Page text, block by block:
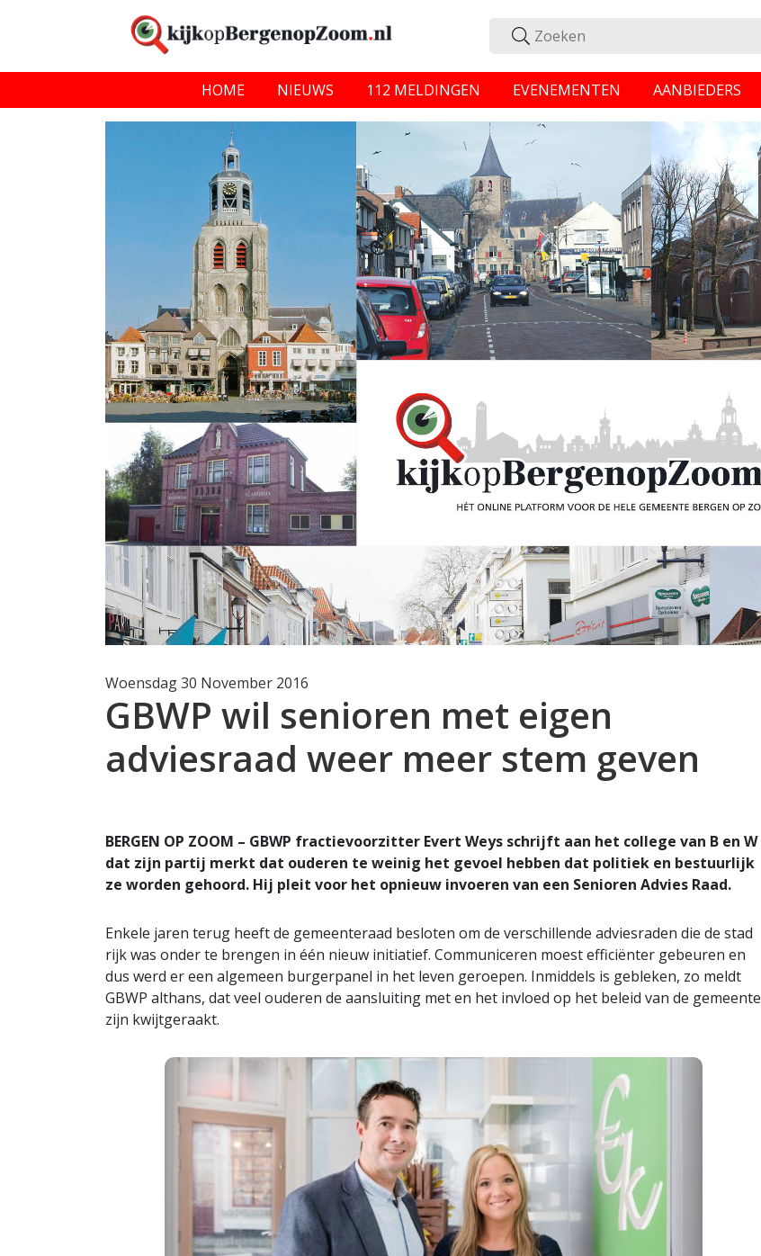
HOME NIEUWS 112 MELDINGEN EVENEMENTEN AANBIEDERS
Woensdag 30 November 2016
GBWP wil senioren met eigen
adviesraad weer meer stem geven
BERGEN OP ZOOM – GBWP fractievoorzitter Evert Weys schrijft aan het college van B en W
dat zijn partij merkt dat ouderen te weinig het gevoel hebben dat politiek en bestuurlijk
ze worden gehoord. Hij pleit voor het opnieuw invoeren van een Senioren Advies Raad.
Enkele jaren terug heeft de gemeenteraad besloten om de verschillende adviesraden die de stad
rijk was onder te brengen in één nieuw initiatief. Communiceren moest efficiënter gebeuren en
dus werd er een algemeen burgerpanel in het leven geroepen. Inmiddels is gebleken, zo meldt
GBWP althans, dat veel ouderen de aansluiting met en het invloed op het beleid van de gemeente
zijn kwijtgeraakt.